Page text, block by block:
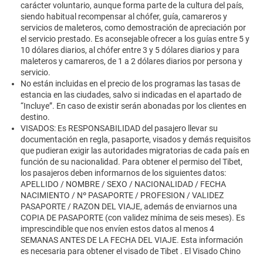
carácter voluntario, aunque forma parte de la cultura del país,
siendo habitual recompensar al chófer, guía, camareros y
servicios de maleteros, como demostración de apreciación por
el servicio prestado. Es aconsejable ofrecer a los guías entre 5 y
10 dólares diarios, al chófer entre 3 y 5 dólares diarios y para
maleteros y camareros, de 1 a 2 dólares diarios por persona y
servicio.
No están incluidas en el precio de los programas las tasas de
estancia en las ciudades, salvo si indicadas en el apartado de
“Incluye”. En caso de existir serán abonadas por los clientes en
destino.
VISADOS: Es RESPONSABILIDAD del pasajero llevar su
documentación en regla, pasaporte, visados y demás requisitos
que pudieran exigir las autoridades migratorias de cada país en
función de su nacionalidad. Para obtener el permiso del Tibet,
los pasajeros deben informarnos de los siguientes datos:
APELLIDO / NOMBRE / SEXO / NACIONALIDAD / FECHA
NACIMIENTO / Nº PASAPORTE / PROFESION / VALIDEZ
PASAPORTE / RAZON DEL VIAJE, además de enviarnos una
COPIA DE PASAPORTE (con validez mínima de seis meses). Es
imprescindible que nos envíen estos datos al menos 4
SEMANAS ANTES DE LA FECHA DEL VIAJE. Esta información
es necesaria para obtener el visado de Tibet . El Visado Chino